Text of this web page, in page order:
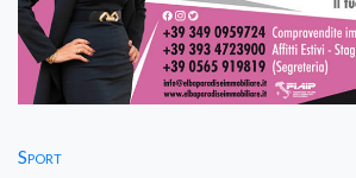
Sport